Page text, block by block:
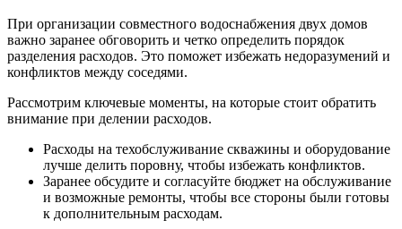
При организации совместного водоснабжения двух домов
важно заранее обговорить и четко определить порядок
разделения расходов. Это поможет избежать недоразумений и
конфликтов между соседями.
Рассмотрим ключевые моменты, на которые стоит обратить
внимание при делении расходов.
Расходы на техобслуживание скважины и оборудование
лучше делить поровну, чтобы избежать конфликтов.
Заранее обсудите и согласуйте бюджет на обслуживание
и возможные ремонты, чтобы все стороны были готовы
к дополнительным расходам.